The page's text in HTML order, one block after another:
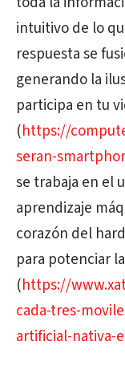
intuitivo de lo
respuesta se
generando la
participa en tu
(https://
seran-
se trabaja en el
aprendizaje
corazón del
para potenciar
(https://
cada-tres-
artificial-nativa-